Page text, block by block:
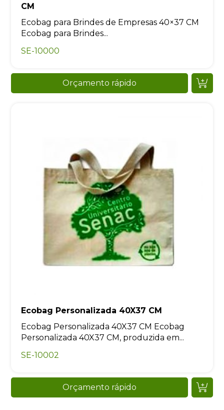
CM
Ecobag para Brindes de Empresas 40×37 CM
Ecobag para Brindes...
SE-10000
Orçamento rápido
Ecobag Personalizada 40X37 CM
Ecobag Personalizada 40X37 CM Ecobag
Personalizada 40X37 CM, produzida em...
SE-10002
Orçamento rápido